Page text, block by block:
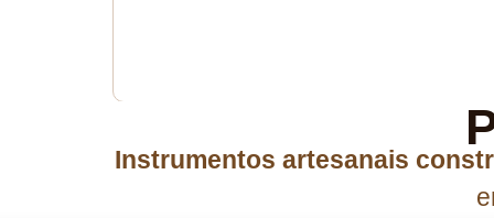
Instrumentos artesanais